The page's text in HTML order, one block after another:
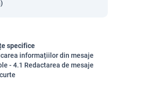
specifice
informațiilor din mesaje
- 4.1 Redactarea de mesaje